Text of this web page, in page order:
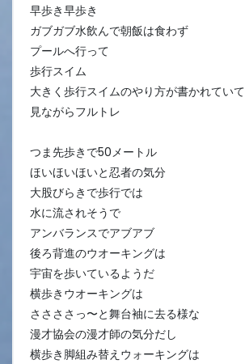
早歩き早歩き
ガブガブ水飲んで朝飯は食わず
プールへ行って
歩行スイム
大きく歩行スイムのやり方が書かれていて
見ながらフルトレ
つま先歩きで50メートル
ほいほいほいと忍者の気分
大股びらきで歩行では
水に流されそうで
アンバランスでアブアブ
後ろ背進のウオーキングは
宇宙を歩いているようだ
横歩きウオーキングは
ささささっ〜と舞台袖に去る様な
漫才協会の漫才師の気分だし
横歩き脚組み替えウォーキングは